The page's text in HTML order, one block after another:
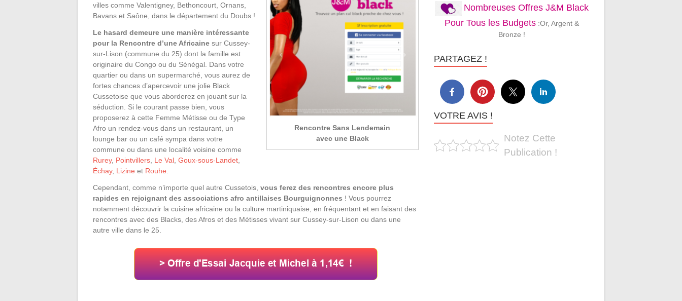
Rencontre Sans Lendemain
avec une Black
villes comme Valentigney, Bethoncourt, Ornans,
Bavans et Saône, dans le département du Doubs !
Le hasard demeure une manière intéressante
pour la Rencontre d’une Africaine sur Cussey-
sur-Lison (commune du 25) dont la famille est
originaire du Congo ou du Sénégal. Dans votre
quartier ou dans un supermarché, vous aurez de
fortes chances d’apercevoir une jolie Black
Cussetoise que vous aborderez en jouant sur la
séduction. Si le courant passe bien, vous
proposerez à cette Femme Métisse ou de Type
Afro un rendez-vous dans un restaurant, un
lounge bar ou un café sympa dans votre
commune ou dans une localité voisine comme
Rurey, Pointvillers Le Val Goux-sous-Landet
Échay, Lizine et Rouhe
Cependant, comme n’importe quel autre Cussetois, vous ferez des rencontres encore plus
rapides en rejoignant des associations afro antillaises Bourguignonnes ! Vous pourrez
notamment découvrir la cuisine africaine ou la culture martiniquaise, en fréquentant et en faisant des
rencontres avec des Blacks, des Afros et des Métisses vivant sur Cussey-sur-Lison ou dans une
autre ville dans le 25.
Nombreuses Offres J&M Black
Pour Tous les Budgets:Or, Argent &
Bronze !
PARTAGEZ !
VOTRE AVIS !
Notez Cette
Publication !